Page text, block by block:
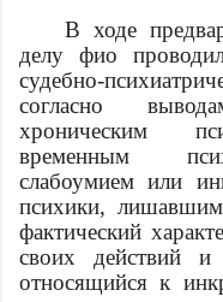
В ходе
делу фио
судебно-
согласно
хроническим
временным
слабоумием или
психики, лишавшим
фактический
своих действий
относящийся к